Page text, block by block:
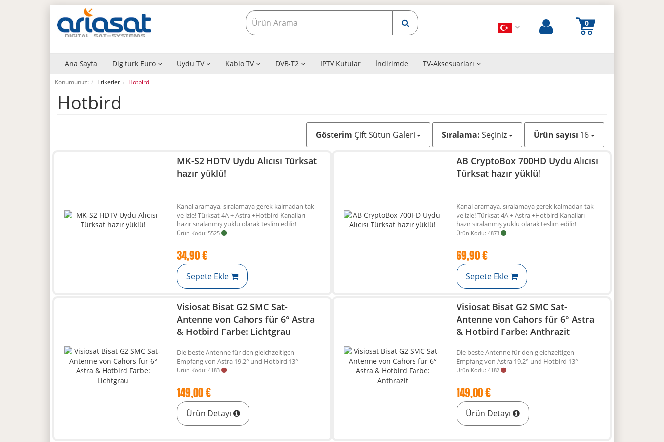
Ana Sayfa Digiturk Euro Uydu TV Kablo TV DVB-T2 IPTV Kutular İndirimde TV-Aksesuarları
Konumunuz: Etiketler Hotbird
Hotbird
Gösterim Çift Sütun Galeri Sıralama: Seçiniz Ürün sayısı 16
MK-S2 HDTV Uydu Alıcısı Türksat
hazır yüklü!
Kanal aramaya, sıralamaya gerek kalmadan tak
ve izle! Türksat 4A + Astra +Hotbird Kanalları
hazır sıralanmış yüklü olarak teslim edilir!
Ürün Kodu: 5525
34,90 €
Sepete Ekle
AB CryptoBox 700HD Uydu Alıcısı
Türksat hazır yüklü!
Kanal aramaya, sıralamaya gerek kalmadan tak
ve izle! Türksat 4A + Astra +Hotbird Kanalları
hazır sıralanmış yüklü olarak teslim edilir!
Ürün Kodu: 4873
69,90 €
Sepete Ekle
Visiosat Bisat G2 SMC Sat-
Antenne von Cahors für 6° Astra
& Hotbird Farbe: Lichtgrau
Die beste Antenne für den gleichzeitigen
Empfang von Astra 19.2° und Hotbird 13°
Ürün Kodu: 4183
149,00 €
Ürün Detayı
Visiosat Bisat G2 SMC Sat-
Antenne von Cahors für 6° Astra
& Hotbird Farbe: Anthrazit
Die beste Antenne für den gleichzeitigen
Empfang von Astra 19.2° und Hotbird 13°
Ürün Kodu: 4182
149,00 €
Ürün Detayı